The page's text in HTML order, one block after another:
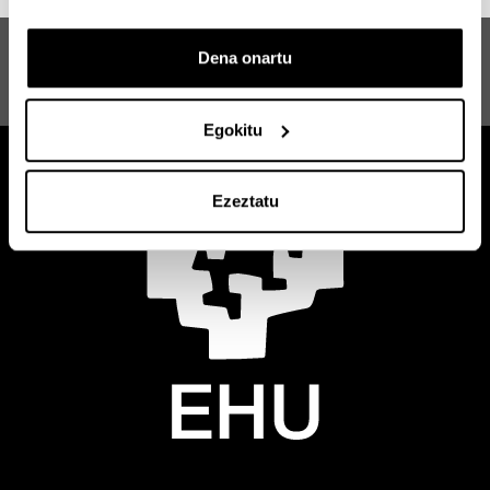
Dena onartu
Egokitu
Ezeztatu
Hizkuntzen Kudeaketa Aro
Euskararen Biziberritzean